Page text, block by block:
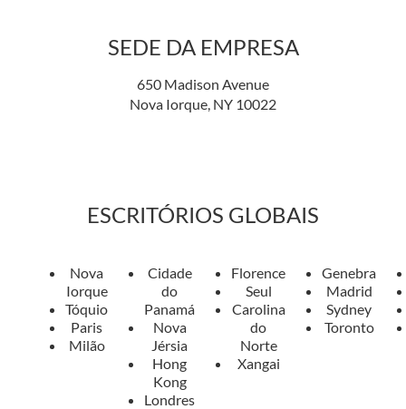
SEDE DA EMPRESA
650 Madison Avenue
Nova Iorque, NY 10022
ESCRITÓRIOS GLOBAIS
Nova
Iorque
Tóquio
Paris
Milão
Cidade
do
Panamá
Nova
Jérsia
Hong
Kong
Londres
Florence
Seul
Carolina
do
Norte
Xangai
Genebra
Madrid
Sydney
Toronto